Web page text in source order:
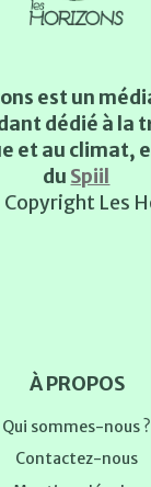
est un
dédié à la
et au climat,
du Spiil
Les
À PROPOS
Qui sommes-nous ?
Contactez-nous